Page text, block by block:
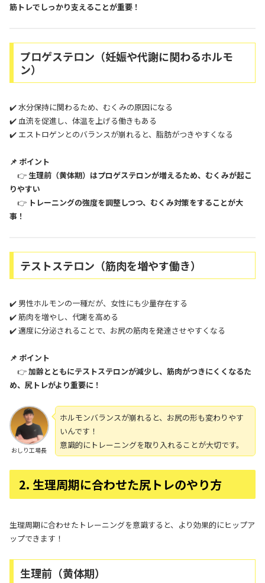
筋トレでしっかり支えることが重要！
プロゲステロン（妊娠や代謝に関わるホルモ
ン）
✔️ 水分保持に関わるため、むくみの原因になる
✔️ 血流を促進し、体温を上げる働きもある
✔️ エストロゲンとのバランスが崩れると、脂肪がつきやすくなる
📌 ポイント
👉 生理前（黄体期）はプロゲステロンが増えるため、むくみが起こ
りやすい
👉 トレーニングの強度を調整しつつ、むくみ対策をすることが大
事！
テストステロン（筋肉を増やす働き）
✔️ 男性ホルモンの一種だが、女性にも少量存在する
✔️ 筋肉を増やし、代謝を高める
✔️ 適度に分泌されることで、お尻の筋肉を発達させやすくなる
📌 ポイント
👉加齢とともにテストステロンが減少し、筋肉がつきにくくなるた
め、尻トレがより重要に！
おしり工場長
ホルモンバランスが崩れると、お尻の形も変わりやす
いんです！
意識的にトレーニングを取り入れることが大切です。
2. 生理周期に合わせた尻トレのやり方
生理周期に合わせたトレーニングを意識すると、より効果的にヒップア
ップできます！
生理前（黄体期）